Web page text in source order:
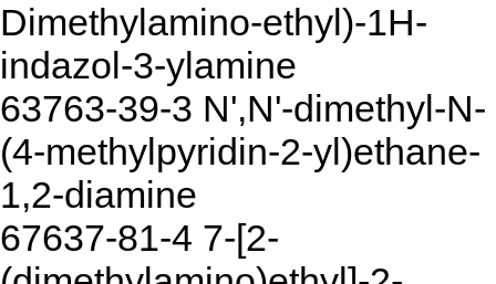
Dimethylamino-ethyl)-1H-
indazol-3-ylamine
63763-39-3 N',N'-dimethyl-N-
(4-methylpyridin-2-yl)ethane-
1,2-diamine
67637-81-4 7-[2-